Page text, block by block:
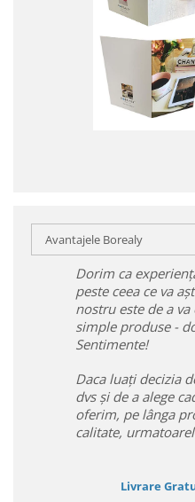
Avantajele Borealy
Dorim ca
peste ceea ce va
nostru este de a
simple produse -
Sentimente!
Daca luați decizia
dvs și de a alege
oferim, pe lânga
calitate,
Livrare